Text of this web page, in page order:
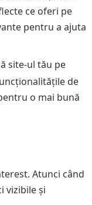
ce oferi pe
pentru a ajuta
site-ul tău pe
de
o mai bună
Atunci când
vizibile și